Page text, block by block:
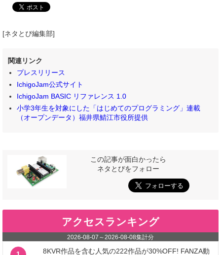
[ネタとぴ編集部]
関連リンク
プレスリリース
IchigoJam公式サイト
IchigoJam BASIC リファレンス 1.0
小学3年生を対象にした「はじめてのプログラミング」連載
（オープンデータ）福井県鯖江市役所提供
この記事が面白かったら
ネタとぴをフォロー
アクセスランキング
2026-08-07 ～2026-08-08集計分
8KVR作品を含む人気の222作品が30%OFF! FANZA動